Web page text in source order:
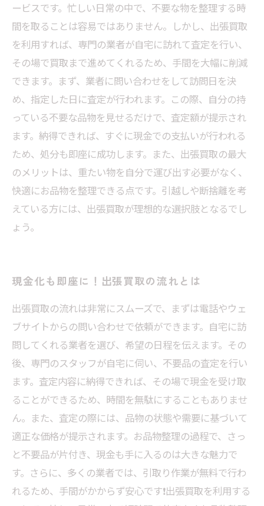
ービスです。忙しい日常の中で、不要な物を整理する時
間を取ることは容易ではありません。しかし、出張買取
を利用すれば、専門の業者が自宅に訪れて査定を行い、
その場で買取まで進めてくれるため、手間を大幅に削減
できます。まず、業者に問い合わせをして訪問日を決
め、指定した日に査定が行われます。この際、自分の持
っている不要な品物を見せるだけで、査定額が提示され
ます。納得できれば、すぐに現金での支払いが行われる
ため、処分も即座に成功します。また、出張買取の最大
のメリットは、重たい物を自分で運び出す必要がなく、
快適にお品物を整理できる点です。引越しや断捨離を考
えている方には、出張買取が理想的な選択肢となるでし
ょう。
現金化も即座に！出張買取の流れとは
出張買取の流れは非常にスムーズで、まずは電話やウェ
ブサイトからの問い合わせで依頼ができます。自宅に訪
問してくれる業者を選び、希望の日程を伝えます。その
後、専門のスタッフが自宅に伺い、不要品の査定を行い
ます。査定内容に納得できれば、その場で現金を受け取
ることができるため、時間を無駄にすることもありませ
ん。また、査定の際には、品物の状態や需要に基づいて
適正な価格が提示されます。お品物整理の過程で、さっ
と不要品が片付き、現金も手に入るのは大きな魅力で
す。さらに、多くの業者では、引取り作業が無料で行わ
れるため、手間がかからず安心です❗️出張買取を利用する